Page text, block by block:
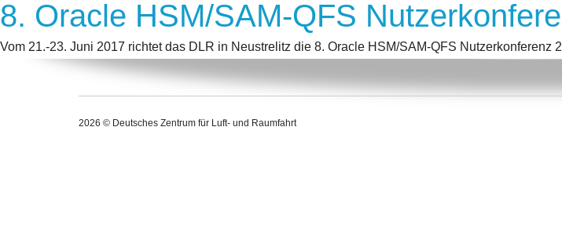
8. Oracle HSM/SAM-QFS
Vom 21.-23. Juni 2017 richtet das DLR in Neustrelitz die 8. Oracle HSM/SAM-QFS Nutzerkonferenz
2026 © Deutsches Zentrum für Luft- und Raumfahrt